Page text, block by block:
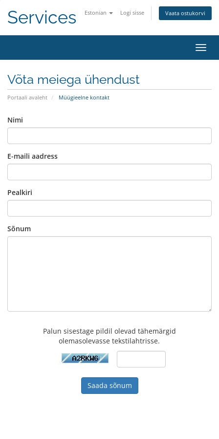
Estonian Logi sisse Vaata ostukorvi
Services
Võta meiega ühendust
Portaali avaleht Müügieelne kontakt
Nimi
E-maili aadress
Pealkiri
Sõnum
Palun sisestage pildil olevad tähemärgid
olemasolevasse tekstilahtrisse.
Saada sõnum